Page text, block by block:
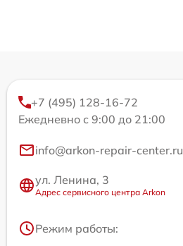
+7 (495) 128-16-72
Ежедневно с 9:00 до 21:00
info@arkon-repair-center.ru
ул. Ленина, 3
Адрес сервисного центра Arkon
Режим работы: